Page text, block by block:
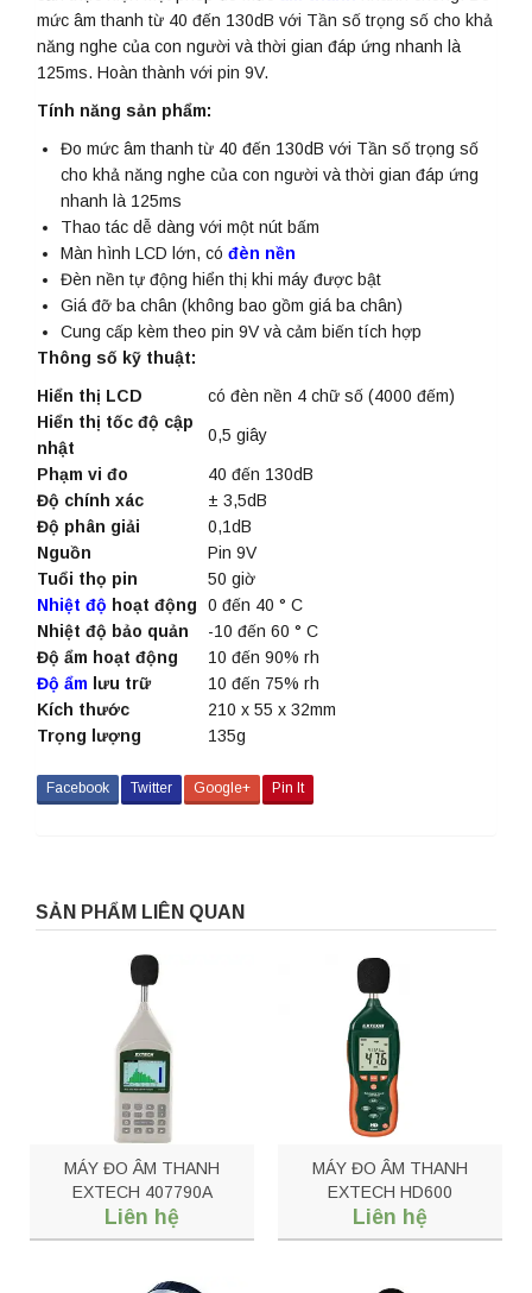
mức âm thanh từ 40 đến 130dB với Tần số trọng số cho khả
năng nghe của con người và thời gian đáp ứng nhanh là
125ms. Hoàn thành với pin 9V.
Tính năng sản phẩm:
Đo mức âm thanh từ 40 đến 130dB với Tần số trọng số
cho khả năng nghe của con người và thời gian đáp ứng
nhanh là 125ms
Thao tác dễ dàng với một nút bấm
Màn hình LCD lớn, có đèn nền
Đèn nền tự động hiển thị khi máy được bật
Giá đỡ ba chân (không bao gồm giá ba chân)
Cung cấp kèm theo pin 9V và cảm biến tích hợp
Thông số kỹ thuật:
Hiển thị LCD
có đèn nền 4 chữ số (4000 đếm)
Hiển thị tốc độ cập
nhật
0,5 giây
Phạm vi đo
40 đến 130dB
Độ chính xác
± 3,5dB
Độ phân giải
0,1dB
Nguồn
Pin 9V
Tuổi thọ pin
50 giờ
Nhiệt độ hoạt động
0 đến 40 ° C
Nhiệt độ bảo quản
-10 đến 60 ° C
Độ ẩm hoạt động
10 đến 90% rh
Độ ẩm lưu trữ
10 đến 75% rh
Kích thước
210 x 55 x 32mm
Trọng lượng
135g
Facebook Twitter Google+ Pin It
SẢN PHẨM LIÊN QUAN
MÁY ĐO ÂM THANH
EXTECH 407790A
Liên hệ
MÁY ĐO ÂM THANH
EXTECH HD600
Liên hệ